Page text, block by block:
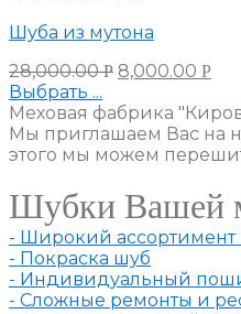
Шуба из мутона
28,000.00Р 8,000.00 Р
Выбрать ...
Меховая фабрика
Мы приглашаем Вас на
этого мы можем
Шубки Вашей
- Широкий ассортимент
- Покраска шуб
- Индивидуальный
- Сложные ремонты и